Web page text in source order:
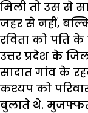
मिली तो उस से
जहर से नहीं,
रविता को पति
उत्तर प्रदेश के
सादात गांव के
कश्यप को
बुलाते थे.